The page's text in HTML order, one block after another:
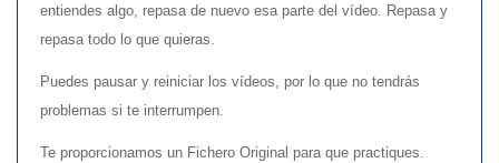
entiendes algo, repasa de nuevo esa parte del vídeo. Repasa y
repasa todo lo que quieras.
Puedes pausar y reiniciar los vídeos, por lo que no tendrás
problemas si te interrumpen.
Te proporcionamos un Fichero Original para que practiques.